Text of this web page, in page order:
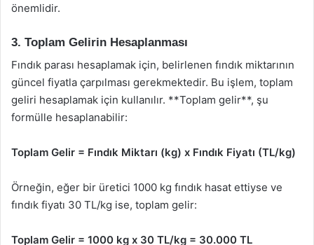
önemlidir.
3. Toplam Gelirin Hesaplanması
Fındık parası hesaplamak için, belirlenen fındık miktarının
güncel fiyatla çarpılması gerekmektedir. Bu işlem, toplam
geliri hesaplamak için kullanılır. **Toplam gelir**, şu
formülle hesaplanabilir:
Toplam Gelir = Fındık Miktarı (kg) x Fındık Fiyatı (TL/kg)
Örneğin, eğer bir üretici 1000 kg fındık hasat ettiyse ve
fındık fiyatı 30 TL/kg ise, toplam gelir:
Toplam Gelir = 1000 kg x 30 TL/kg = 30.000 TL